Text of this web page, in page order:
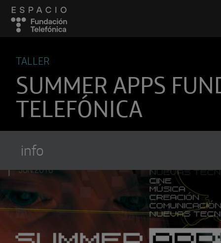
TALLER
SUMMER APPS
TELEFÓNICA
info